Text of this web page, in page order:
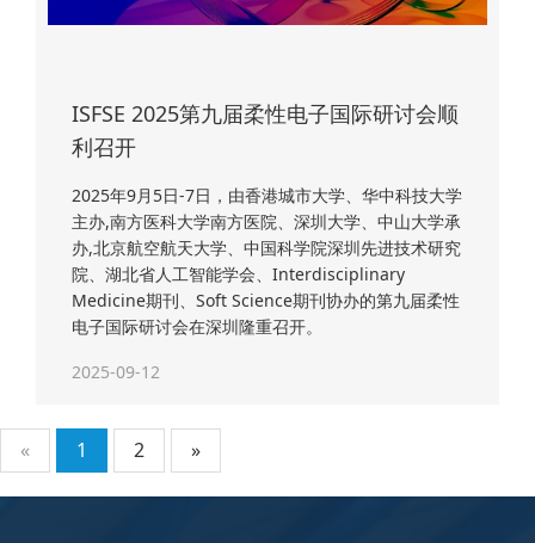
ISFSE 2025第九届柔性电子国际研讨会顺
利召开
2025年9月5日-7日，由香港城市大学、华中科技大学
主办,南方医科大学南方医院、深圳大学、中山大学承
办,北京航空航天大学、中国科学院深圳先进技术研究
院、湖北省人工智能学会、Interdisciplinary
Medicine期刊、Soft Science期刊协办的第九届柔性
电子国际研讨会在深圳隆重召开。
2025-09-12
« 1 2 »